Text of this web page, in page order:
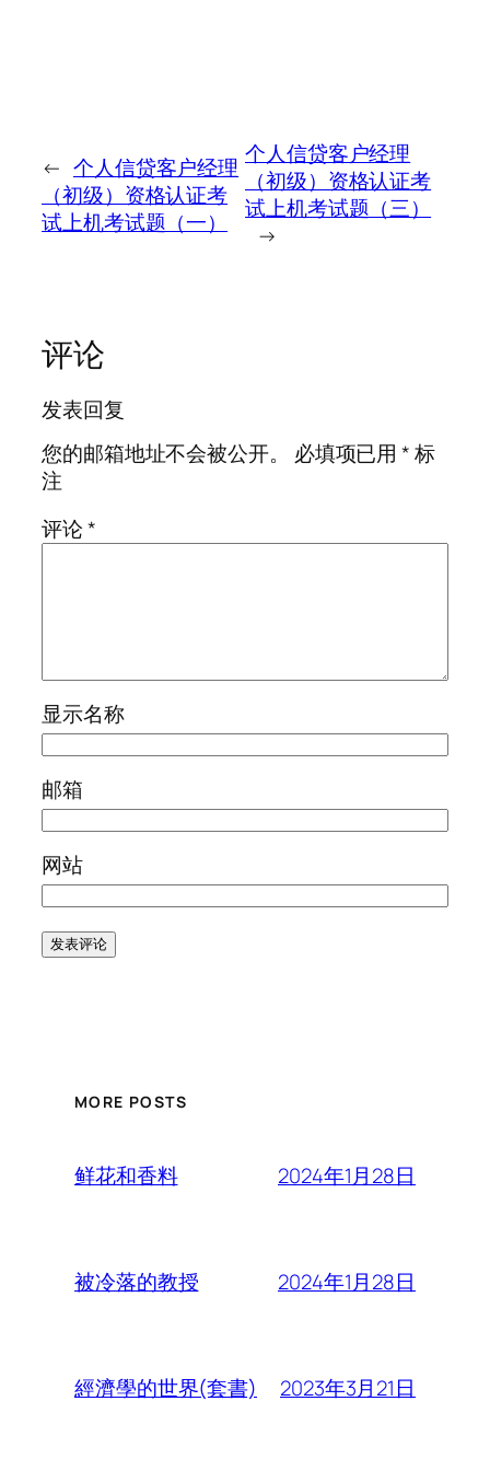
← 个人信贷客户经理
（初级）资格认证考
试上机考试题（一）
个人信贷客户经理
（初级）资格认证考
试上机考试题（三）
→
评论
发表回复
您的邮箱地址不会被公开。
必填项已用*标
注
评论*
显示名称
邮箱
网站
MORE POSTS
鲜花和香料 2024年1月28日
被冷落的教授 2024年1月28日
經濟學的世界(套書) 2023年3月21日